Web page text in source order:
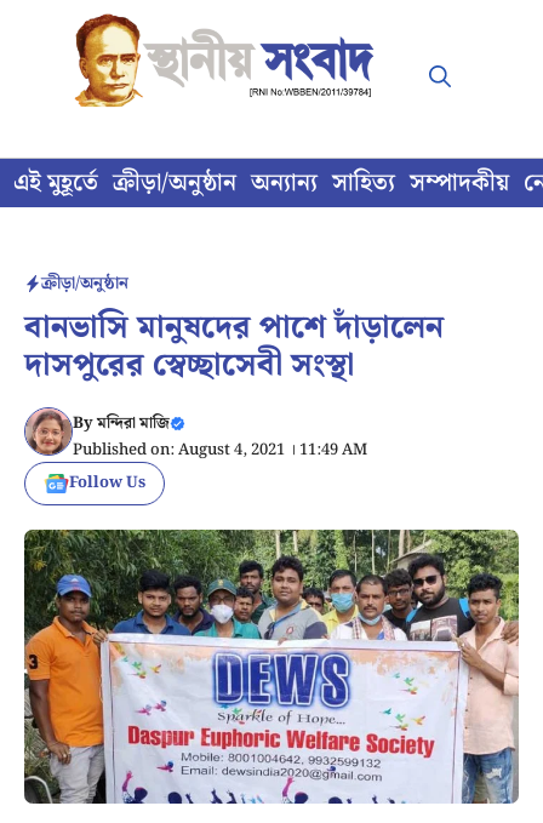
content
এই মুহূর্তে ক্রীড়া/অনুষ্ঠান অন্যান্য সাহিত্য সম্পাদকীয়
ক্রীড়া/অনুষ্ঠান
বানভাসি মানুষদের পাশে দাঁড়ালেন
দাসপুরের স্বেচ্ছাসেবী সংস্থা
Byমন্দিরা মাজি
Published on: August 4, 2021 । 11:49 AM
Follow Us